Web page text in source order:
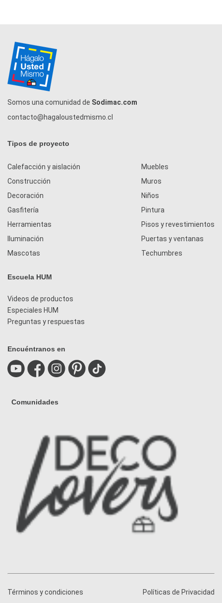
Somos una comunidad de Sodimac.com
contacto@hagaloustedmismo.cl
Tipos de proyecto
Calefacción y aislación
Construcción
Decoración
Gasfitería
Herramientas
Iluminación
Mascotas
Muebles
Muros
Niños
Pintura
Pisos y revestimientos
Puertas y ventanas
Techumbres
Escuela HUM
Videos de productos
Especiales HUM
Preguntas y respuestas
Encuéntranos en
Comunidades
Términos y condiciones Políticas de Privacidad